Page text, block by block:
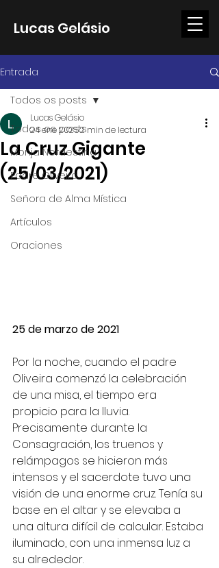
Lucas Gelásio
Entrada
Todos os posts
Monja Nordestina
Padre Oliveira
Señora de Alma Mística
Artículos
Oraciones
Todos os posts
La Cruz Gigante
(25/03/2021)
Lucas Gelásio
24 ene 20252 min de lectura
25 de marzo de 2021
Por la noche, cuando el padre
Oliveira comenzó la celebración
de una misa, el tiempo era
propicio para la lluvia.
Precisamente durante la
Consagración, los truenos y
relámpagos se hicieron más
intensos y el sacerdote tuvo una
visión de una enorme cruz. Tenía su
base en el altar y se elevaba a
una altura difícil de calcular. Estaba
iluminado, con una inmensa luz a
su alrededor.